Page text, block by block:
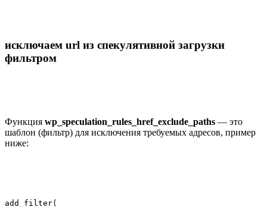
исключаем url из спекулятивной загрузки
фильтром
Функция wp_speculation_rules_href_exclude_paths — это
шаблон (фильтр) для исключения требуемых адресов, пример
ниже:
add_filter(